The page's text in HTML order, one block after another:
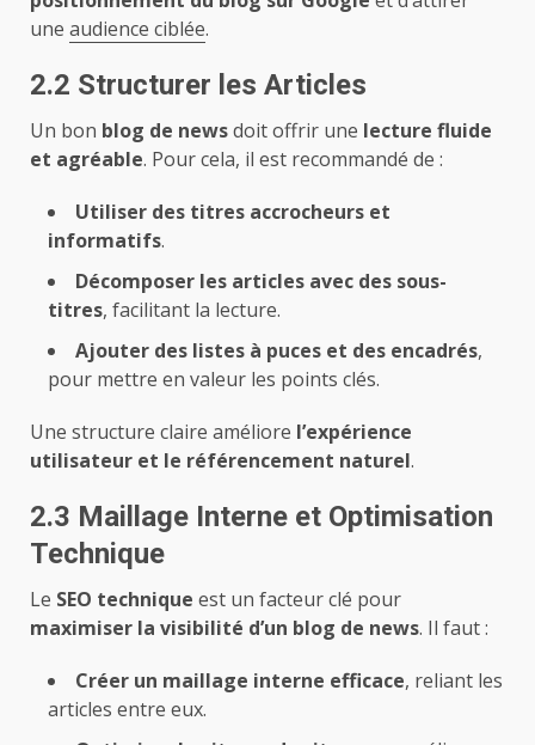
une audience ciblée.
2.2 Structurer les Articles
Un bon blog de newsdoit offrir une lecture fluide
et agréable. Pour cela, il est recommandé de :
Utiliser des titres accrocheurs et
informatifs.
Décomposer les articles avec des sous-
titres, facilitant la lecture.
Ajouter des listes à puces et des encadrés,
pour mettre en valeur les points clés.
Une structure claire améliore l’expérience
utilisateur et le référencement naturel.
2.3 Maillage Interne et Optimisation
Technique
Le SEO technique est un facteur clé pour
maximiser la visibilité d’un blog de news. Il faut :
Créer un maillage interne efficace, reliant les
articles entre eux.